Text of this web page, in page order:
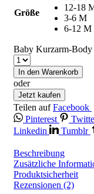
Größe
12-18
3-6 M
6-12 M
Baby Kurzarm-Body
In den Warenkorb
oder
Jetzt kaufen
Teilen auf Facebook
Pinterest
Linkedin
Tumblr
Beschreibung
Zusätzliche
Produktsicherheit
Rezensionen (2)